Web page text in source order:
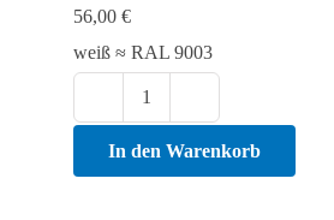
Menge
56,00 €
weiß ≈ RAL 9003
T-
Form
In den Warenkorb